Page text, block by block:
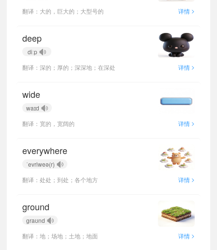
翻译：大的，巨大的；大型号的
详情 >
deep
diːp
翻译：深的；厚的；深深地；在深处
详情 >
wide
waɪd
翻译：宽的，宽阔的
详情 >
everywhere
ˈevriweə(r)
翻译：处处；到处；各个地方
详情 >
ground
ɡraʊnd
翻译：地；场地；土地；地面
详情 >